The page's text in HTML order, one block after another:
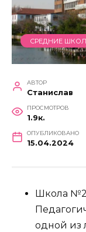
СРЕДНИЕ
АВТОР
Станислав
ПРОСМОТРОВ
1.9к.
ОПУБЛИКОВАНО
15.04.2024
Школа №2
одной из